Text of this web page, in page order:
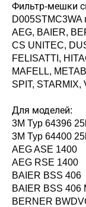
Фильтр-мешки
AEG, BAIER,
CS UNITEC,
FELISATTI,
MAFELL,
SPIT,
Для моделей:
3M Typ 64396
3M Typ 64400
AEG ASE 1400
AEG RSE 1400
BAIER BSS 406
BAIER BSS 406
BERNER